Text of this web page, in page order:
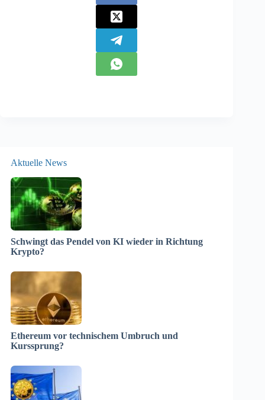
Aktuelle News
Schwingt das Pendel von KI wieder in Richtung
Krypto?
Ethereum vor technischem Umbruch und
Kurssprung?